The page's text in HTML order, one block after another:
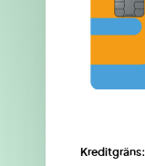
Kreditgräns: